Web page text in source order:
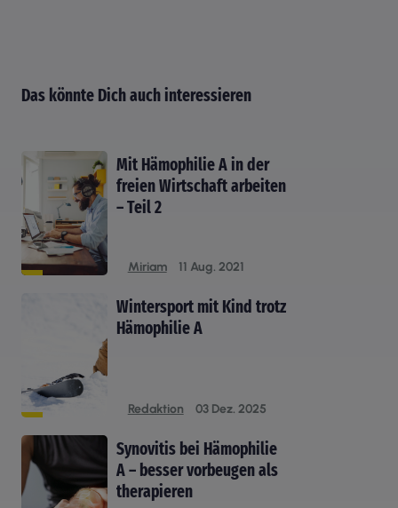
Das könnte Dich auch interessieren
Mit Hämophilie A in der
freien Wirtschaft arbeiten
– Teil 2
Miriam 11 Aug. 2021
Wintersport mit Kind trotz
Hämophilie A
Redaktion 03 Dez. 2025
Synovitis bei Hämophilie
A – besser vorbeugen als
therapieren